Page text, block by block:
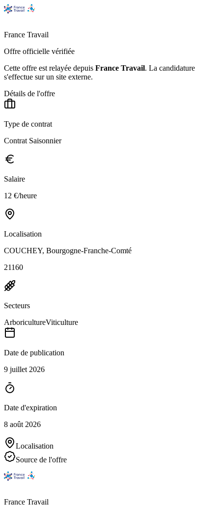
France Travail
Offre officielle vérifiée
Cette offre est relayée depuis France Travail. La candidature
s'effectue sur un site externe.
Détails de l'offre
Type de contrat
Contrat Saisonnier
Salaire
12 €/heure
Localisation
COUCHEY, Bourgogne-Franche-Comté
21160
Secteurs
ArboricultureViticulture
Date de publication
9 juillet 2026
Date d'expiration
8 août 2026
Localisation
Source de l'offre
France Travail